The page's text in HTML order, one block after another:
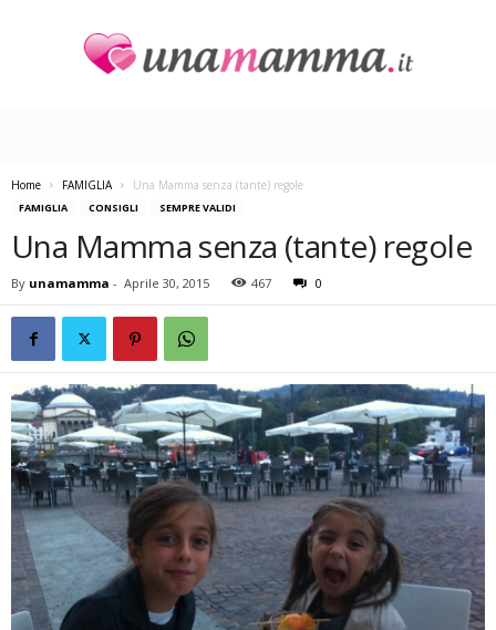
Home FAMIGLIA Una Mamma senza (tante) regole
FAMIGLIA CONSIGLI SEMPRE VALIDI
Una Mamma senza (tante) regole
By unamamma - Aprile 30, 2015 467 0